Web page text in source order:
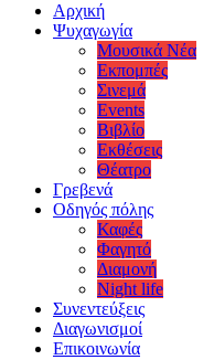
Αρχική
Ψυχαγωγία
Μουσικά Νέα
Εκπομπές
Σινεμά
Events
Βιβλίο
Εκθέσεις
Θέατρο
Γρεβενά
Οδηγός πόλης
Καφές
Φαγητό
Διαμονή
Night life
Συνεντεύξεις
Διαγωνισμοί
Επικοινωνία